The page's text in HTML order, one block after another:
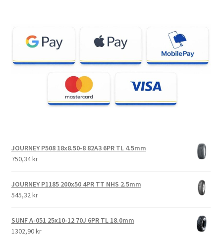
JOURNEY P508 18x8.50-8 82A3 6PR TL 4.5mm
750,34 kr
JOURNEY P1185 200x50 4PR TT NHS 2.5mm
545,32 kr
SUNF A-051 25x10-12 70J 6PR TL 18.0mm
1302,90 kr